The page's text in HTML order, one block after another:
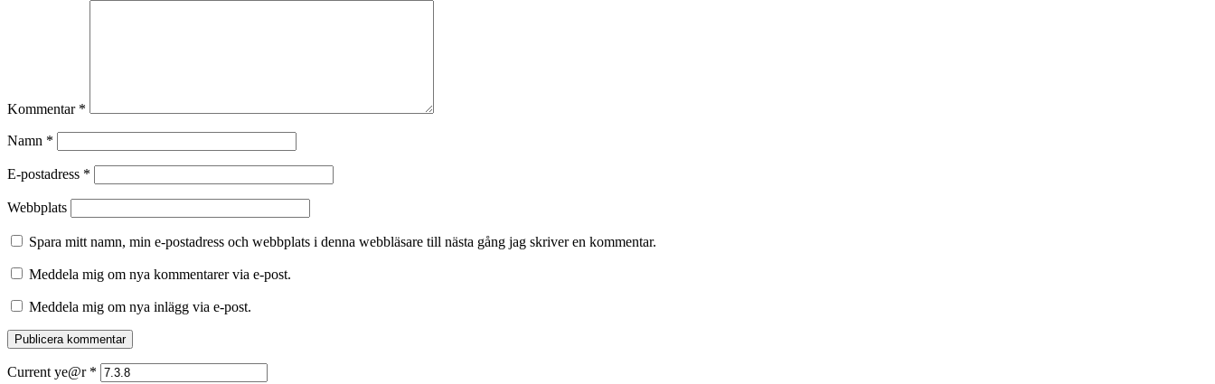
Kommentar *
Namn *
E-postadress *
Webbplats
Spara mitt namn, min e-postadress och webbplats i denna webbläsare till nästa gång jag skriver en kommentar.
Meddela mig om nya kommentarer via e-post.
Meddela mig om nya inlägg via e-post.
Current ye@r *